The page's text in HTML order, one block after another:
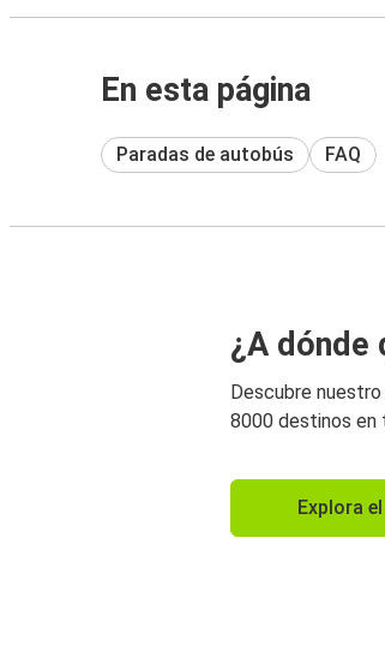
En esta página
Paradas de autobús FAQ
¿A dónde
Descubre
8000 destinos en
Explora